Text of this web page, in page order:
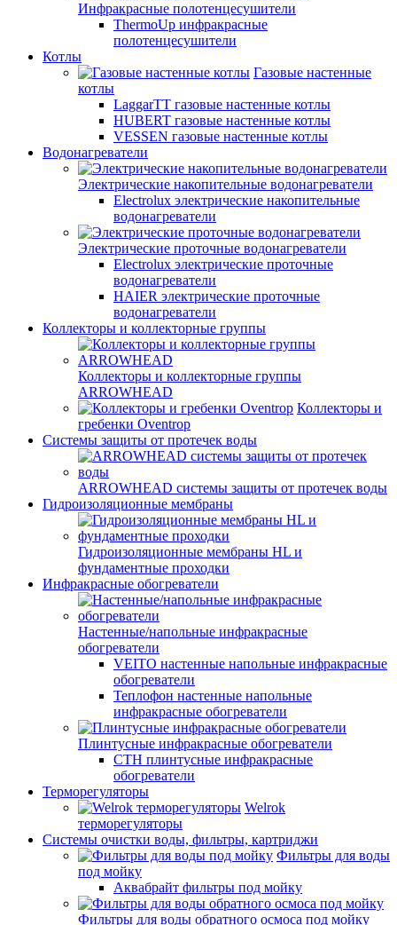
Инфракрасные полотенцесушители
ThermoUp инфракрасные
полотенцесушители
Котлы
Газовые настенные
котлы
LaggarTT газовые настенные котлы
HUBERT газовые настенные котлы
VESSEN газовые настенные котлы
Водонагреватели
Электрические накопительные водонагреватели
Electrolux электрические накопительные
водонагреватели
Электрические проточные водонагреватели
Electrolux электрические проточные
водонагреватели
HAIER электрические проточные
водонагреватели
Коллекторы и коллекторные группы
Коллекторы и коллекторные группы
ARROWHEAD
Коллекторы и
гребенки Oventrop
Системы защиты от протечек воды
ARROWHEAD системы защиты от протечек воды
Гидроизоляционные мембраны
Гидроизоляционные мембраны HL и
фундаментные проходки
Инфракрасные обогреватели
Настенные/напольные инфракрасные
обогреватели
VEITO настенные напольные инфракрасные
обогреватели
Теплофон настенные напольные
инфракрасные обогреватели
Плинтусные инфракрасные обогреватели
СТН плинтусные инфракрасные
обогреватели
Терморегуляторы
Welrok
терморегуляторы
Системы очистки воды, фильтры, картриджи
Фильтры для воды
под мойку
Аквабрайт фильтры под мойку
Фильтры для воды обратного осмоса под мойку